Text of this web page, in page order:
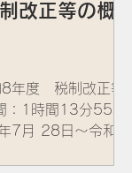
改正等の概
8年度 税制改正等
1時間13分55秒
7月 28日～令和8